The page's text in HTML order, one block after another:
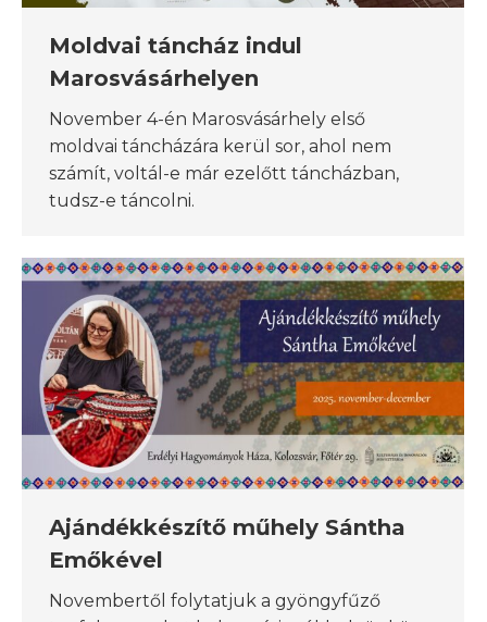
Moldvai táncház indul
Marosvásárhelyen
November 4-én Marosvásárhely első
moldvai táncházára kerül sor, ahol nem
számít, voltál-e már ezelőtt táncházban,
tudsz-e táncolni.
Ajándékkészítő műhely Sántha
Emőkével
Novembertől folytatjuk a gyöngyfűző